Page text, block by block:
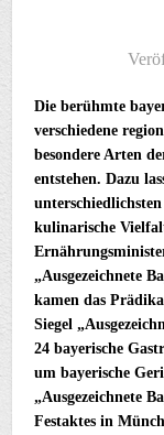
Die berühmte
verschiedene
besondere Arten
entstehen. Dazu
kulinarische
„Ausgezeichnete
kamen das
Siegel
24 bayerische
um bayerische
„Ausgezeichnete
Festaktes in